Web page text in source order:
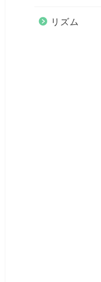
リズム